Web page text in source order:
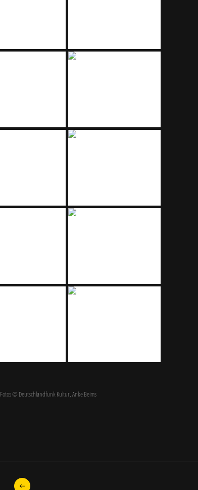
Fotos © Deutschlandfunk Kultur, Anke Beims